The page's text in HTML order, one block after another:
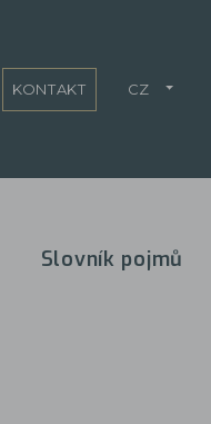
Slovník pojmů
KONTAKT CZ